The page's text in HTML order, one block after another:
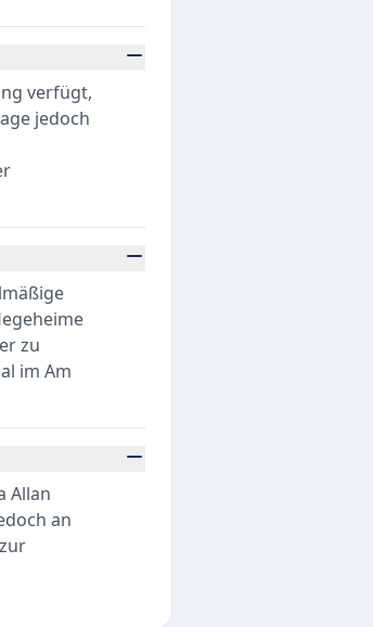
verfügt,
jedoch
zu
im Am
Allan
an